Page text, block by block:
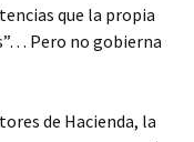
que la propia
Pero no gobierna
de Hacienda, la